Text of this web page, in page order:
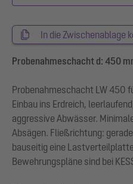
In die Zwischenablage
Probenahmeschacht d: 450
Probenahmeschacht LW 450
Einbau ins Erdreich,
aggressive Abwässer.
Absägen. Fließrichtung:
bauseitig eine
Bewehrungspläne sind bei